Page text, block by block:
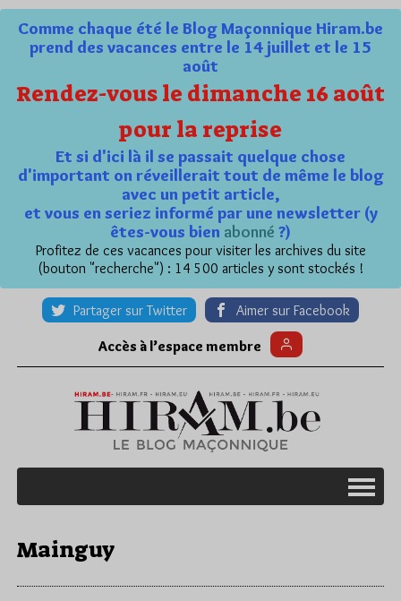
Comme chaque été le Blog Maçonnique Hiram.be
prend des vacances entre le 14 juillet et le 15
août
Rendez-vous le dimanche 16 août
pour la reprise
Et si d'ici là il se passait quelque chose
d'important on réveillerait tout de même le blog
avec un petit article,
et vous en seriez informé par une newsletter (y
êtes-vous bien abonné ?)
Profitez de ces vacances pour visiter les archives du site
(bouton "recherche") : 14 500 articles y sont stockés !
Partager sur Twitter Aimer sur Facebook
Accès à l’espace membre
Mainguy